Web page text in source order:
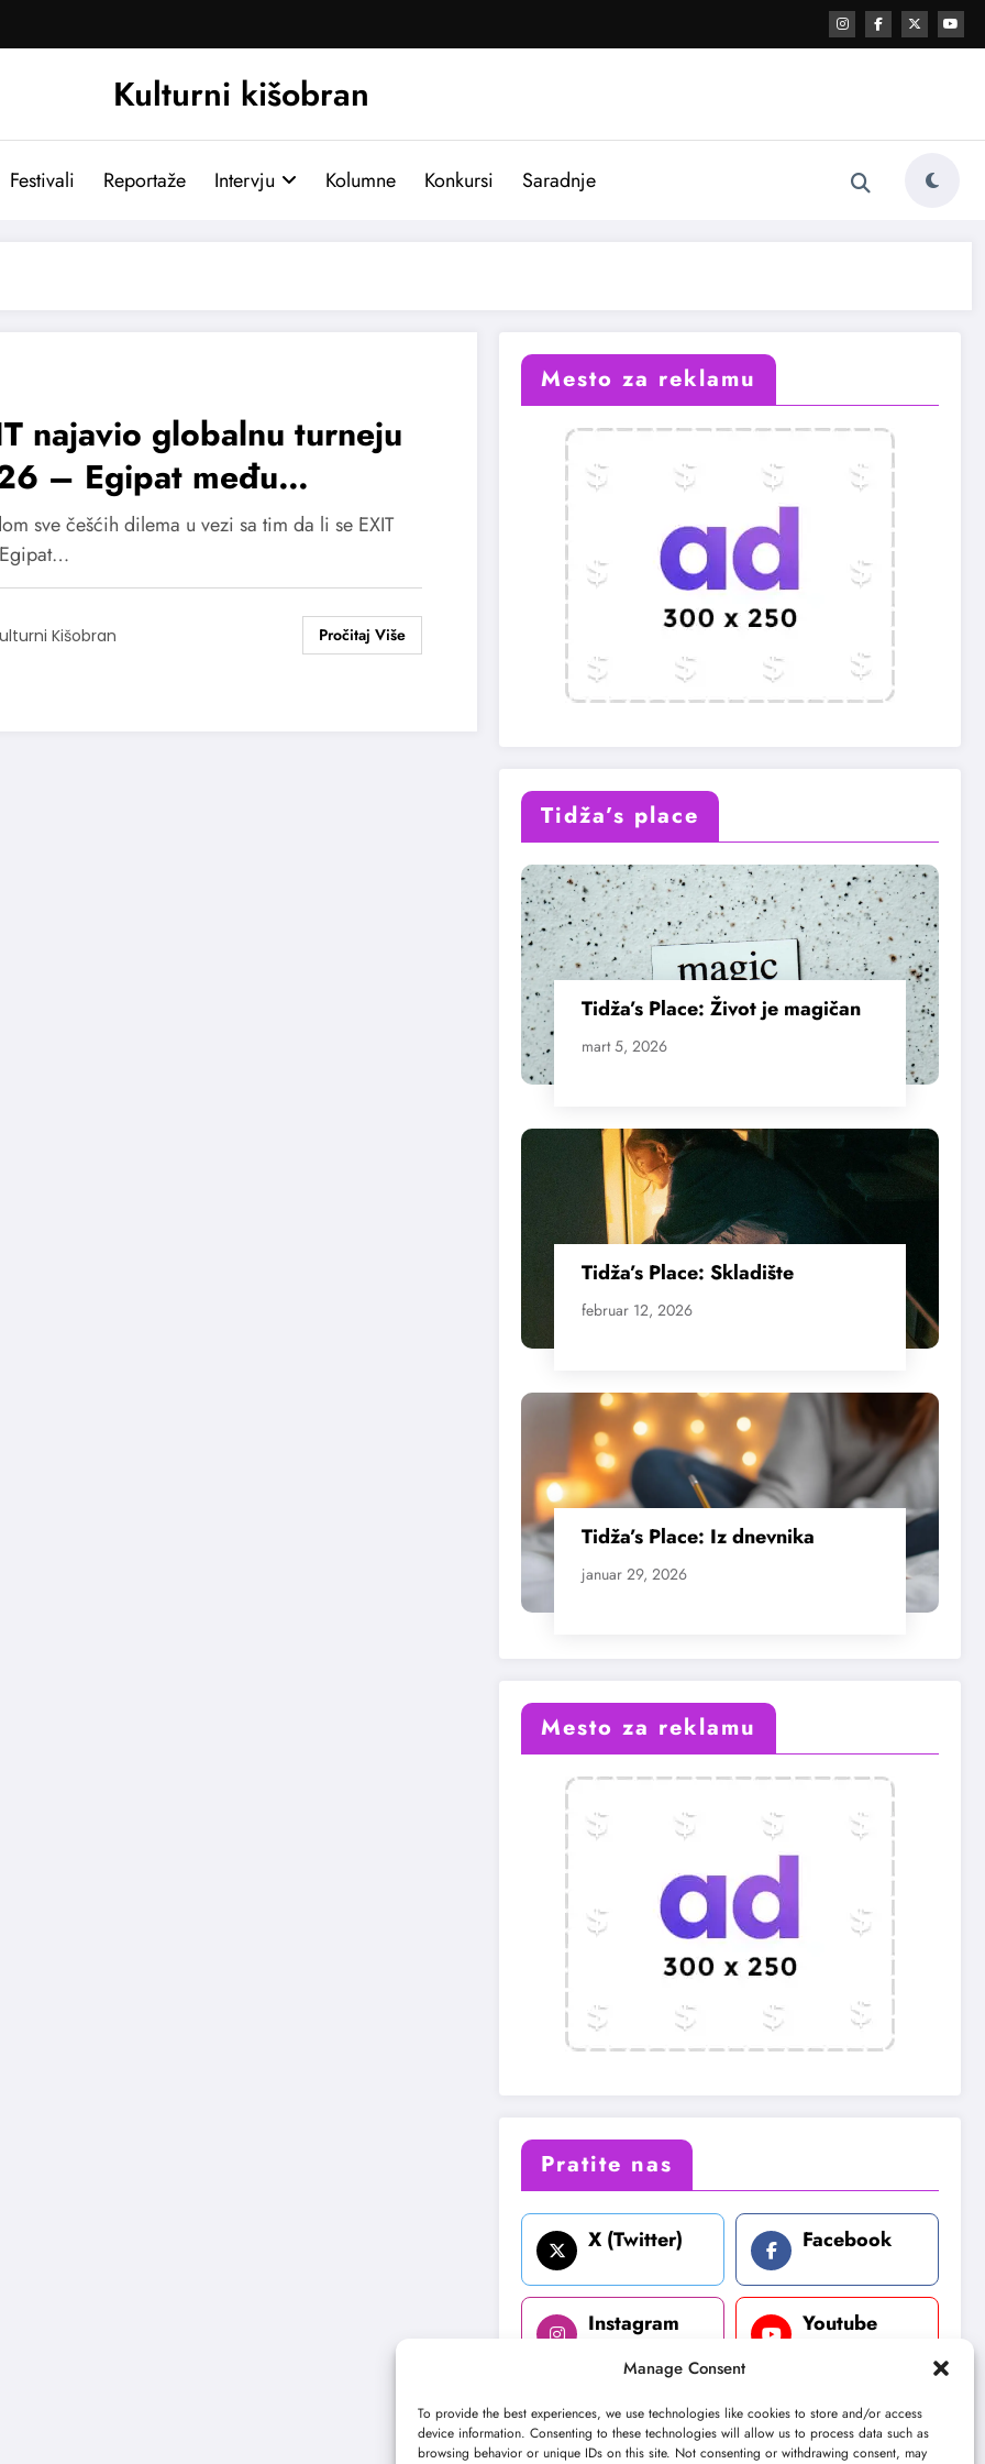
Manage Consent
To provide the best experiences, we use technologies like cookies to store and/or access
device information. Consenting to these technologies will allow us to process data such as
browsing behavior or unique IDs on this site. Not consenting or withdrawing consent, may
Kulturni kišobran
Festivali Reportaže Intervju Kolumne Konkursi Saradnje
najavio globalnu turneju
– Egipat među
sve češćih dilema u vezi sa tim da li se EXIT
Kišobran
Mesto za reklamu
Tidža’s place
Tidža’s Place: Život je magičan
mart 5, 2026
Tidža’s Place: Skladište
februar 12, 2026
Tidža’s Place: Iz dnevnika
januar 29, 2026
Mesto za reklamu
Pratite nas
X (Twitter) Facebook
Instagram Youtube
LinkedIn